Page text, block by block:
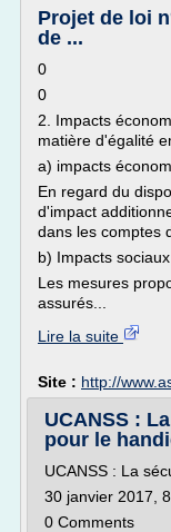
Projet de loi
de ...
0
0
2. Impacts
matière d'égalité
a) impacts
En regard du
d'impact
dans les comptes
b) Impacts sociaux
Les mesures
assurés...
Lire la suite
Site : http://
UCANSS :
pour le
UCANSS : La
30 janvier 2017,
0 Comments